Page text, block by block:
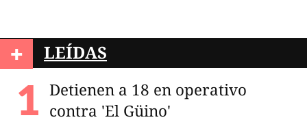
+ LEÍDAS
Detienen a 18 en operativo
contra 'El Güino'